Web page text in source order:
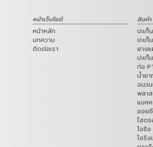
หน้าเว็บไซต์
หน้าหลัก
บทความ
ติดต่อเรา
สินค้า
ปะเก็
ปะเก็
ยาง
ปะเก็
ท่อ
น้ำยา
ฉนว
พลา
แมค
ออย
ไฮด
โอริง
โอริง